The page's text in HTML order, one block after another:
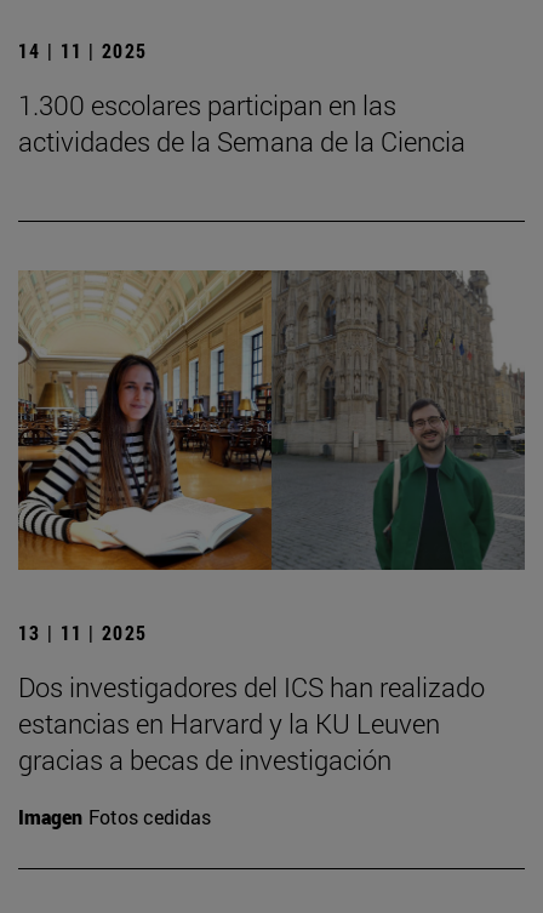
14 | 11 | 2025
1.300 escolares participan en las
actividades de la Semana de la Ciencia
13 | 11 | 2025
Dos investigadores del ICS han realizado
estancias en Harvard y la KU Leuven
gracias a becas de investigación
Imagen Fotos cedidas